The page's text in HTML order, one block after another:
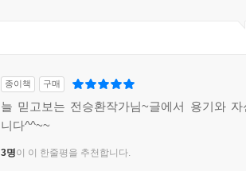
종이책 구매
늘 믿고보는 전승환작가님~글에서 용기와
니다^^~~
3명이 이 한줄평을 추천합니다.